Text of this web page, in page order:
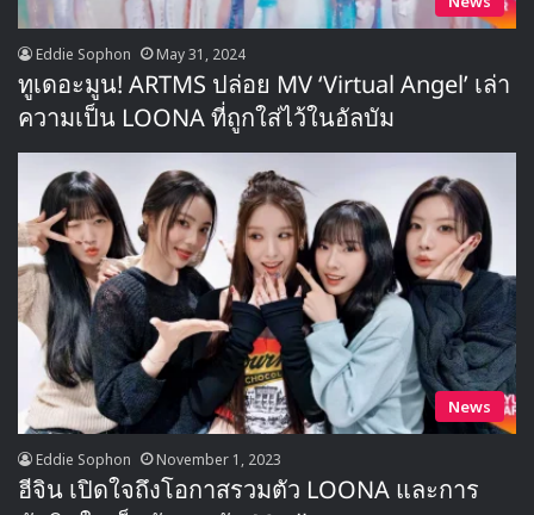
Eddie Sophon May 31, 2024
ทูเดอะมูน! ARTMS ปล่อย MV ‘Virtual Angel’ เล่า
ความเป็น LOONA ที่ถูกใส่ไว้ในอัลบัม
News
Eddie Sophon November 1, 2023
ฮีจิน เปิดใจถึงโอกาสรวมตัว LOONA และการ